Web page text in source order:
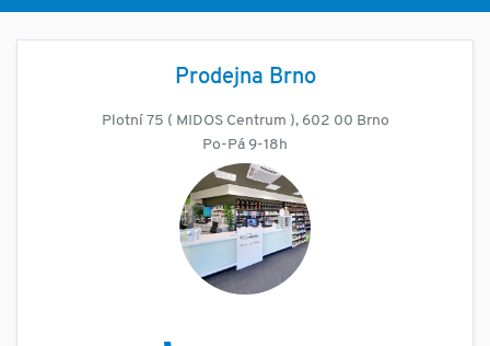
Prodejna Brno
Plotní 75 ( MIDOS Centrum ), 602 00 Brno
Po-Pá 9-18h